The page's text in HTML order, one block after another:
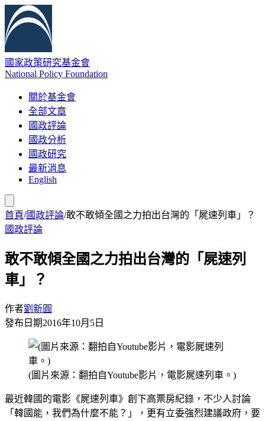
國家政策研究基金會
National Policy Foundation
關於基金會
全部文章
國政評論
國政分析
國政研究
最新消息
English
首頁/國政評論/敢不敢傾全國之力拍出台灣的「屍速列車」？
國政評論
敢不敢傾全國之力拍出台灣的「屍速列
車」？
作者劉新圓
發布日期2016年10月5日
(圖片來源：翻拍自Youtube影片，電影屍速列車。)
最近韓國的電影《屍速列車》創下高票房紀錄，不少人討論
「韓國能，我們為什麼不能？」，更有立委強烈建議政府，要